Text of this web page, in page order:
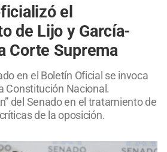
el
de Lijo y García-
Corte Suprema
en el Boletín Oficial se invoca
Constitución Nacional.
del Senado en el tratamiento de
de la oposición.